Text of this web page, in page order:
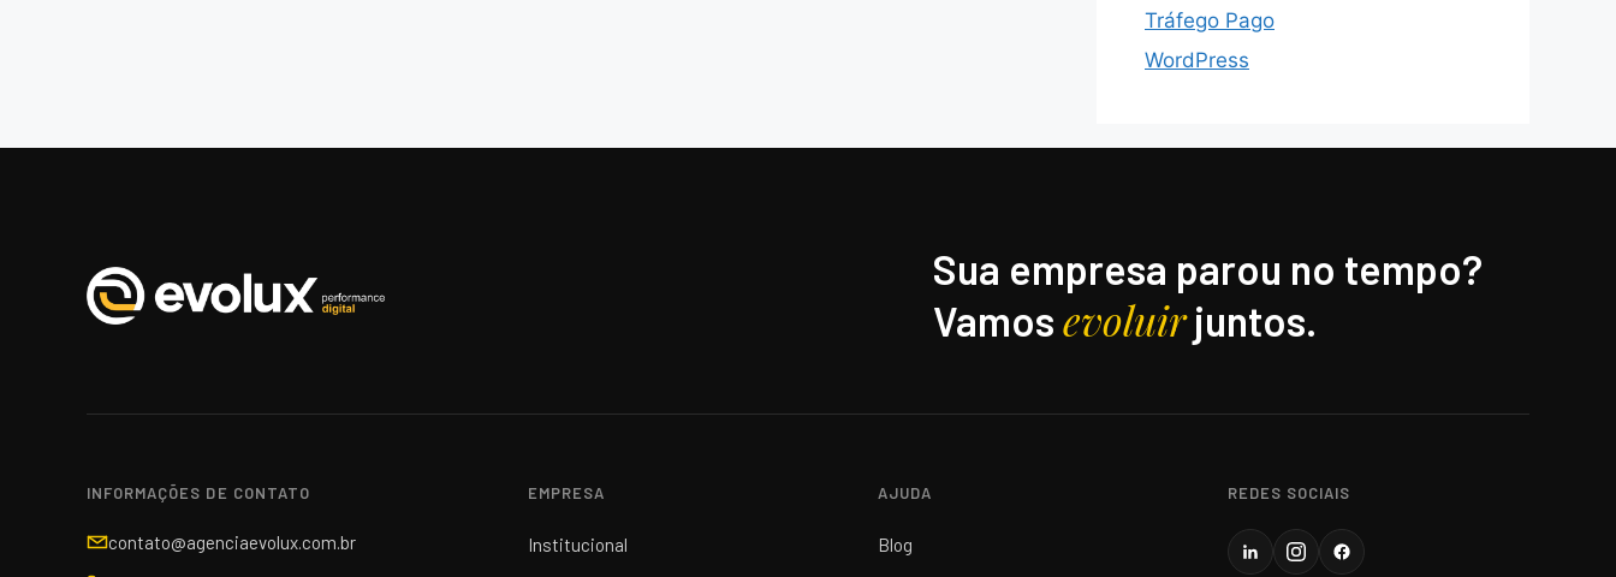
Tráfego Pago
WordPress
Sua empresa parou no tempo?
Vamosevoluirjuntos.
INFORMAÇÕES DE CONTATO
contato@agenciaevolux.com.br
EMPRESA
Institucional
AJUDA
Blog
REDES SOCIAIS